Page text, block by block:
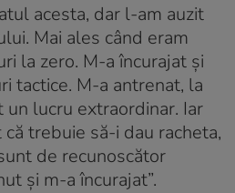
acesta, dar l-am auzit
Mai ales când eram
la zero. M-a încurajat şi
tactice. M-a antrenat, la
lucru extraordinar. Iar
trebuie să-i dau racheta,
de recunoscător
şi m-a încurajat”.